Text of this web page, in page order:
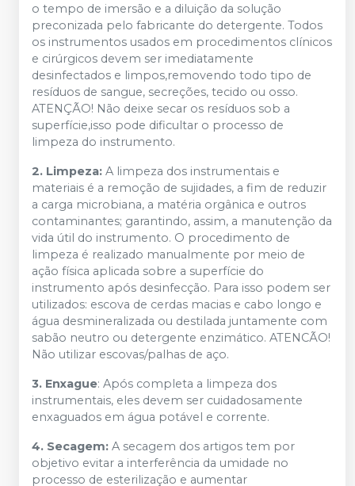
o tempo de imersão e a diluição da solução
preconizada pelo fabricante do detergente. Todos
os instrumentos usados em procedimentos clínicos
e cirúrgicos devem ser imediatamente
desinfectados e limpos,removendo todo tipo de
resíduos de sangue, secreções, tecido ou osso.
ATENÇÃO! Não deixe secar os resíduos sob a
superfície,isso pode dificultar o processo de
limpeza do instrumento.
2. Limpeza: A limpeza dos instrumentais e
materiais é a remoção de sujidades, a fim de reduzir
a carga microbiana, a matéria orgânica e outros
contaminantes; garantindo, assim, a manutenção da
vida útil do instrumento. O procedimento de
limpeza é realizado manualmente por meio de
ação física aplicada sobre a superfície do
instrumento após desinfecção. Para isso podem ser
utilizados: escova de cerdas macias e cabo longo e
água desmineralizada ou destilada juntamente com
sabão neutro ou detergente enzimático. ATENCÃO!
Não utilizar escovas/palhas de aço.
3. Enxague: Após completa a limpeza dos
instrumentais, eles devem ser cuidadosamente
enxaguados em água potável e corrente.
4. Secagem: A secagem dos artigos tem por
objetivo evitar a interferência da umidade no
processo de esterilização e aumentar